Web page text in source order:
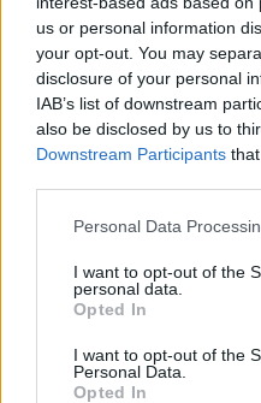
us or personal information
your opt-out. You may
disclosure of your personal
IAB’s list of downstream
also be disclosed by us to
Downstream Participants
Personal Data
I want to opt-out of the
personal data.
Opted In
I want to opt-out of the
Personal Data.
Opted In
előtt. Az
hozamesést, de
az eurózóna
beérkezésének
hatása, mivel az MNB
devizatartalékban.
Budapest Economic Forum
gazdaságpolitika, a
változhatnak meg a
magyar kormány és mivel
környezetben? Ez lesz a
gazdaságpolitikai